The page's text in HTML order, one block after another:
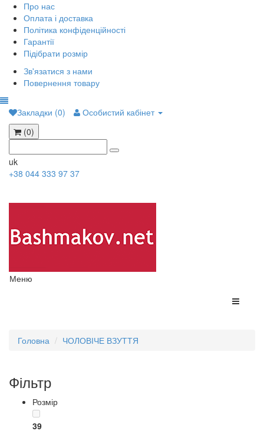
Про нас
Оплата і доставка
Політика конфіденційності
Гарантії
Підібрати розмір
Зв'язатися з нами
Повернення товару
Закладки (0)
Особистий кабінет
(0)
uk
+38 044 333 97 37
Меню
Головна ЧОЛОВІЧЕ ВЗУТТЯ
Фільтр
Розмір
39